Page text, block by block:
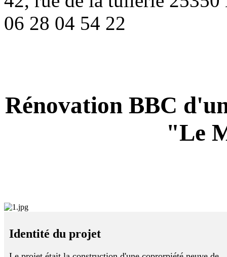
06 28 04 54 22
Rénovation BBC
"Le
Identité du projet